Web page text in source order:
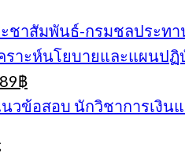
฿Current
price
is:
วข้อสอบ นักวิชาการเงิ